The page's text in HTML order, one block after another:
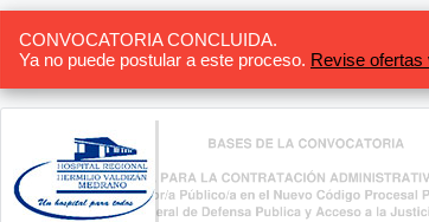
CONVOCATORIA CONCLUIDA.
Ya no puede postular a este proceso. Revise ofertas